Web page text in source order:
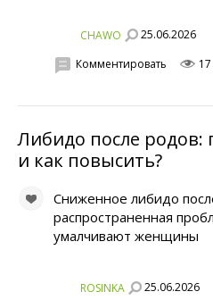
CHAWO 25.06.2026
Комментировать
Либидо после родов:
и как повысить?
Сниженное либидо
распространенная
умалчивают женщины
ROSINKA 25.06.2026